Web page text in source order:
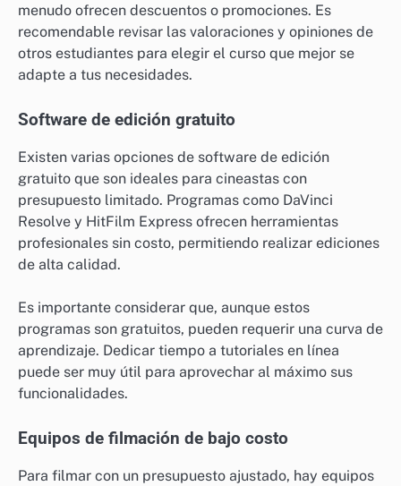
menudo ofrecen descuentos o promociones. Es
recomendable revisar las valoraciones y opiniones de
otros estudiantes para elegir el curso que mejor se
adapte a tus necesidades.
Software de edición gratuito
Existen varias opciones de software de edición
gratuito que son ideales para cineastas con
presupuesto limitado. Programas como DaVinci
Resolve y HitFilm Express ofrecen herramientas
profesionales sin costo, permitiendo realizar ediciones
de alta calidad.
Es importante considerar que, aunque estos
programas son gratuitos, pueden requerir una curva de
aprendizaje. Dedicar tiempo a tutoriales en línea
puede ser muy útil para aprovechar al máximo sus
funcionalidades.
Equipos de filmación de bajo costo
Para filmar con un presupuesto ajustado, hay equipos